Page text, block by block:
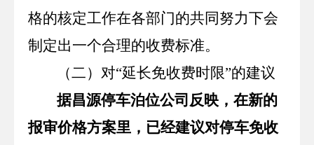
格的核定工作在各部门的共同努力下会
制定出一个合理的收费标准。
（二）对“延长免收费时限”的建议
据昌源停车泊位公司反映，在新的
报审价格方案里，已经建议对停车免收